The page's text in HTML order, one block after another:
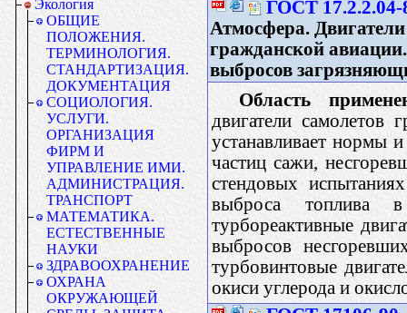
Экология
ОБЩИЕ
ПОЛОЖЕНИЯ.
ТЕРМИНОЛОГИЯ.
СТАНДАРТИЗАЦИЯ.
ДОКУМЕНТАЦИЯ
СОЦИОЛОГИЯ.
УСЛУГИ.
ОРГАНИЗАЦИЯ
ФИРМ И
УПРАВЛЕНИЕ ИМИ.
АДМИНИСТРАЦИЯ.
ТРАНСПОРТ
МАТЕМАТИКА.
ЕСТЕСТВЕННЫЕ
НАУКИ
ЗДРАВООХРАНЕНИЕ
ОХРАНА
ОКРУЖАЮЩЕЙ
ГОСТ 17.2.2.04-
Атмосфера.
гражданской
выбросов
Область
двигатели самолетов
устанавливает нормы
частиц сажи,
стендовых
выброса топлива
турбореактивные
выбросов
турбовинтовые
окиси углерода и